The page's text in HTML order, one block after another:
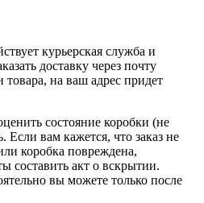
курьерская служба и
доставку через почту
на ваш адрес придет
состояние коробки (не
Если вам кажется, что заказ не
коробка повреждена,
составить акт о вскрытии.
вы можете только после